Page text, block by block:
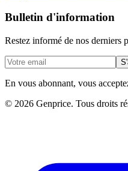
Bulletin d'information
Restez informé de nos derniers
En vous abonnant, vous
© 2026 Genprice. Tous droits